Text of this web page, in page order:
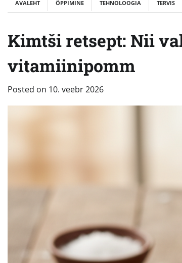
AVALEHT ÕPPIMINE TEHNOLOOGIA TERVIS
Kimtši retsept: Nii
vitamiinipomm
Posted on 10. veebr 2026